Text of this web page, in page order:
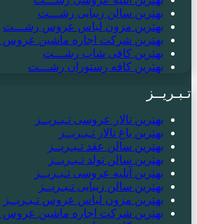
بهترین سالن زیبایی رشـــت
بهترین مزون لباس عروس رشـــت
بهترین شرکت اجاره ماشین عروس
بهترین کافی شاپ رشـــت
بهترین کافه رستوران رشـــت
تـبـریــز
بهترین تالار عروسی تـبـریــز
بهترین باغ تالار تـبـریــز
بهترین سالن عقد تـبـریــز
بهترین سالن تولد تـبـریــز
بهترین آتلیه عروسی تـبـریــز
بهترین سالن زیبایی تـبـریــز
بهترین مزون لباس عروس تـبـریــز
بهترین شرکت اجاره ماشین عروس